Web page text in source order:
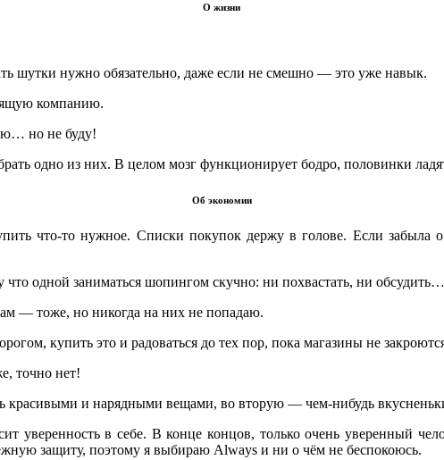
О жизни
шутки нужно обязательно, даже если не смешно ― это уже навык.
компанию.
но не буду!
одно из них. В целом мозг функционирует бодро, половинки
Об экономии
что-то нужное. Списки покупок держу в голове. Если
одной заниматься шопингом скучно: ни похвастать, ни обсудить…
― тоже, но никогда на них не попадаю.
купить это и радоваться до тех пор, пока магазины не
точно нет!
красивыми и нарядными вещами, во вторую ― чем-нибудь
уверенность в себе. В конце концов, только очень уверенный
защиту, поэтому я выбираю Always и ни о чём не беспокоюсь.